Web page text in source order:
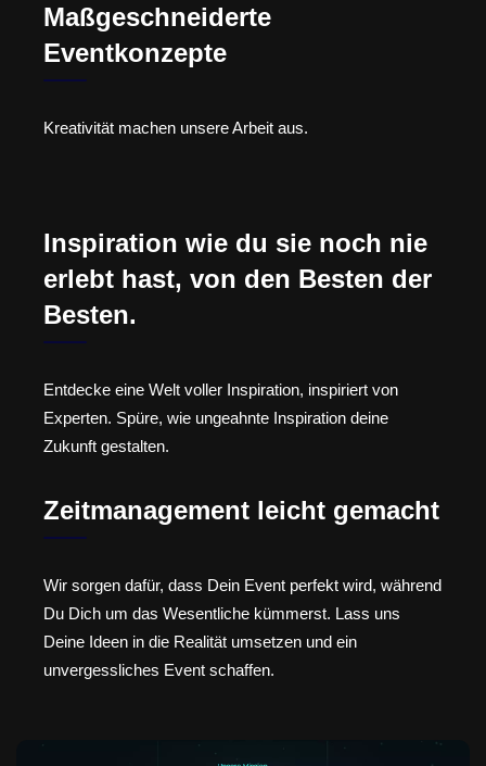
Maßgeschneiderte
Eventkonzepte
Kreativität machen unsere Arbeit aus.
Inspiration wie du sie noch nie
erlebt hast, von den Besten der
Besten.
Entdecke eine Welt voller Inspiration, inspiriert von
Experten. Spüre, wie ungeahnte Inspiration deine
Zukunft gestalten.
Zeitmanagement leicht gemacht
Wir sorgen dafür, dass Dein Event perfekt wird, während
Du Dich um das Wesentliche kümmerst. Lass uns
Deine Ideen in die Realität umsetzen und ein
unvergessliches Event schaffen.